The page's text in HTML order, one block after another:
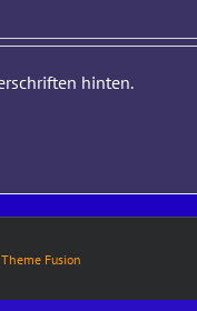
hinten.
Theme Fusion